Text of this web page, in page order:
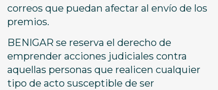
correos que puedan afectar al envío de los
premios.
BENIGAR se reserva el derecho de
emprender acciones judiciales contra
aquellas personas que realicen cualquier
tipo de acto susceptible de ser